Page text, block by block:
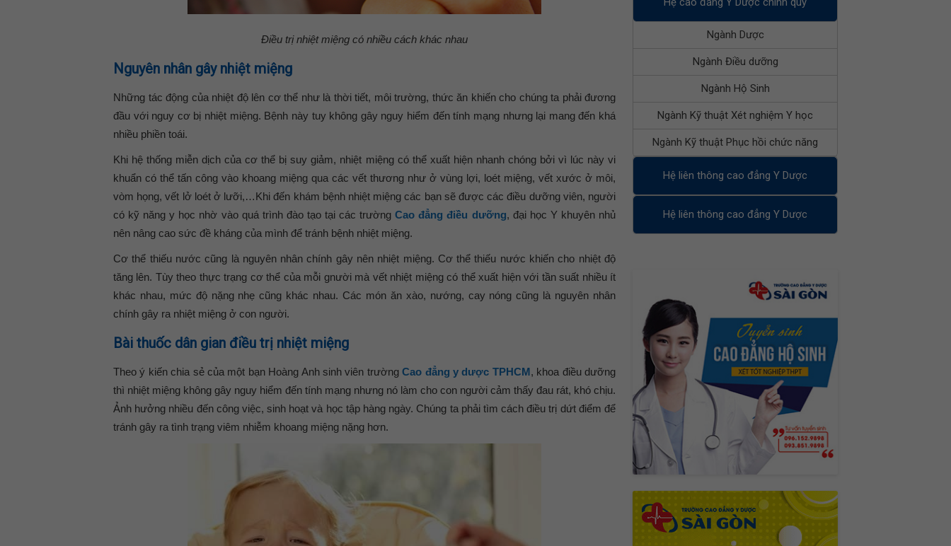
Điều trị nhiệt miệng có nhiều cách khác nhau
Nguyên nhân gây nhiệt miệng
Những tác động của nhiệt độ lên cơ thể như là thời tiết, môi trường, thức ăn khiến cho chúng ta phải đương
đầu với nguy cơ bị nhiệt miệng. Bệnh này tuy không gây nguy hiểm đến tính mạng nhưng lại mang đến khá
nhiều phiền toái.
Khi hệ thống miễn dịch của cơ thể bị suy giảm, nhiệt miệng có thể xuất hiện nhanh chóng bởi vì lúc này vi
khuẩn có thể tấn công vào khoang miệng qua các vết thương như ở vùng lợi, loét miệng, vết xước ở môi,
vòm họng, vết lở loét ở lưỡi,…Khi đến khám bệnh nhiệt miệng các bạn sẽ được các điều dưỡng viên, người
có kỹ năng y học nhờ vào quá trình đào tạo tại các trườngCao đẳng điều dưỡng, đại học Y khuyên nhủ
nên nâng cao sức đề kháng của mình để tránh bệnh nhiệt miệng.
Cơ thể thiếu nước cũng là nguyên nhân chính gây nên nhiệt miệng. Cơ thể thiếu nước khiến cho nhiệt độ
tăng lên. Tùy theo thực trạng cơ thể của mỗi gnười mà vết nhiệt miệng có thể xuất hiện với tần suất nhiều ít
khác nhau, mức độ nặng nhẹ cũng khác nhau. Các món ăn xào, nướng, cay nóng cũng là nguyên nhân
chính gây ra nhiệt miệng ở con người.
Bài thuốc dân gian điều trị nhiệt miệng
Theo ý kiến chia sẻ của một bạn Hoàng Anh sinh viên trườngCao đẳng y dược TPHCM, khoa điều dưỡng
thì nhiệt miệng không gây nguy hiểm đến tính mạng nhưng nó làm cho con người cảm thấy đau rát, khó chịu.
Ảnh hưởng nhiều đến công việc, sinh hoạt và học tập hàng ngày. Chúng ta phải tìm cách điều trị dứt điểm để
tránh gây ra tình trạng viêm nhiễm khoang miệng nặng hơn.
Ngành Dược
Ngành Điều dưỡng
Ngành Hộ Sinh
Ngành Kỹ thuật Xét nghiệm Y học
Ngành Kỹ thuật Phục hồi chức năng
Hệ liên thông cao đẳng Y Dược
Hệ liên thông cao đẳng Y Dược